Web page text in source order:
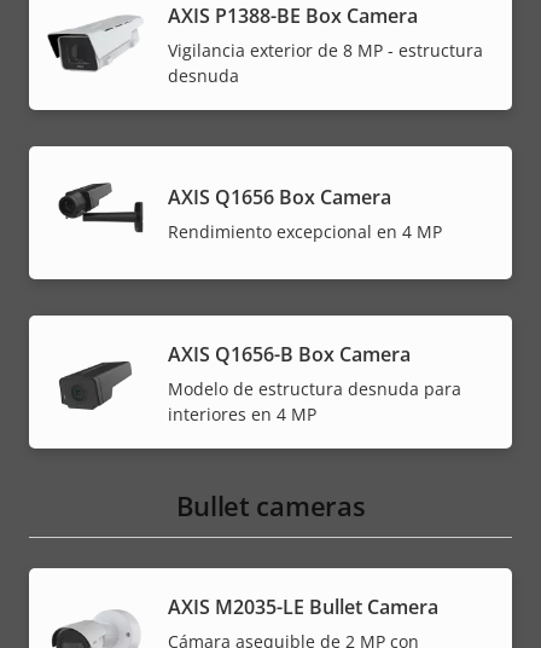
AXIS P1388-BE Box Camera
Vigilancia exterior de 8 MP - estructura
desnuda
AXIS Q1656 Box Camera
Rendimiento excepcional en 4 MP
AXIS Q1656-B Box Camera
Modelo de estructura desnuda para
interiores en 4 MP
Bullet cameras
AXIS M2035-LE Bullet Camera
Cámara asequible de 2 MP con